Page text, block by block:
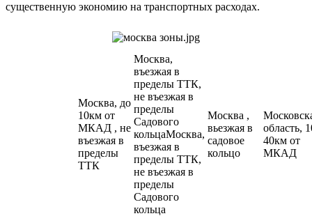
существенную экономию на транспортных расходах.
Москва, до
10км от
МКАД , не
въезжая в
пределы
ТТК
Москва,
въезжая в
пределы ТТК,
не въезжая в
пределы
Садового
кольцаМосква,
въезжая в
пределы ТТК,
не въезжая в
пределы
Садового
кольца
Москва ,
вьезжая в
садовое
кольцо
область,
40км от
МКАД